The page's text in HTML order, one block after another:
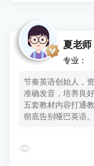
夏老师
专业：
节奏英语创始人，
准确发音，培养良
五套教材内容打通
彻底告别哑巴英语